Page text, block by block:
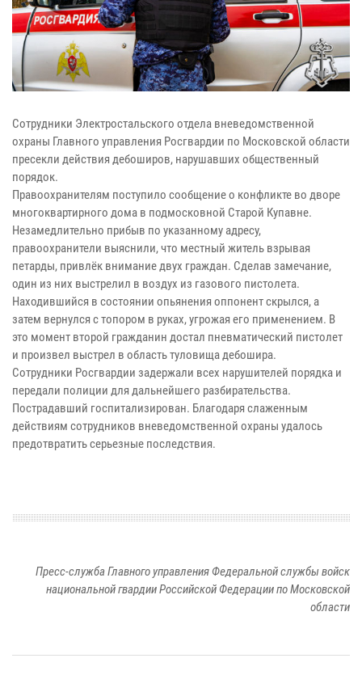
Сотрудники Электростальского отдела вневедомственной
охраны Главного управления Росгвардии по Московской области
пресекли действия дебоширов, нарушавших общественный
порядок.
Правоохранителям поступило сообщение о конфликте во дворе
многоквартирного дома в подмосковной Старой Купавне.
Незамедлительно прибыв по указанному адресу,
правоохранители выяснили, что местный житель взрывая
петарды, привлёк внимание двух граждан. Сделав замечание,
один из них выстрелил в воздух из газового пистолета.
Находившийся в состоянии опьянения оппонент скрылся, а
затем вернулся с топором в руках, угрожая его применением. В
это момент второй гражданин достал пневматический пистолет
и произвел выстрел в область туловища дебошира.
Сотрудники Росгвардии задержали всех нарушителей порядка и
передали полиции для дальнейшего разбирательства.
Пострадавший госпитализирован. Благодаря слаженным
действиям сотрудников вневедомственной охраны удалось
предотвратить серьезные последствия.
Пресс-служба Главного управления Федеральной службы войск
национальной гвардии Российской Федерации по Московской
области